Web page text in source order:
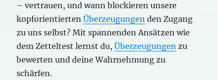
– vertrauen, und wann blockieren unsere
kopforientiertenÜberzeugungen den Zugang
zu uns selbst? Mit spannenden Ansätzen wie
dem Zetteltest lernst du,Überzeugungen zu
bewerten und deine Wahrnehmung zu
schärfen.